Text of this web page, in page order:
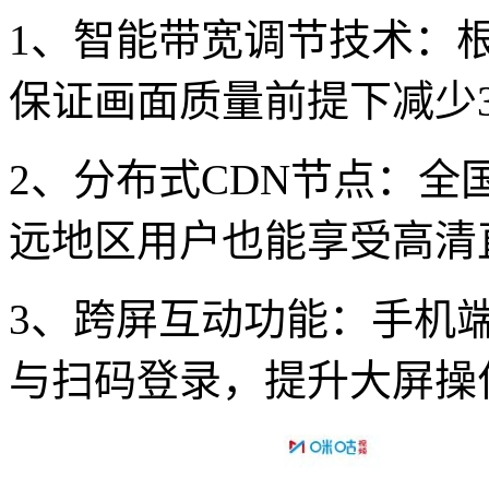
1、智能带宽调节技术：
保证画面质量前提下减少
2、分布式CDN节点：全
远地区用户也能享受高清
3、跨屏互动功能：手机
与扫码登录，提升大屏